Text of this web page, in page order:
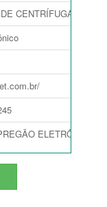
CENTRÍFUGA DE
ELETRÔNICO